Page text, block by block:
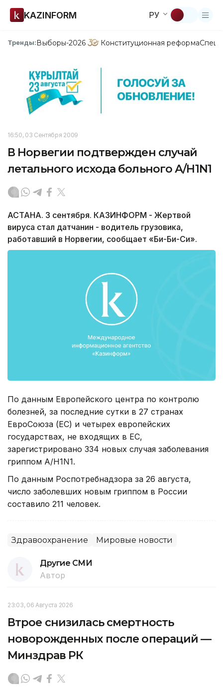
KAZINFORM РУ
Тренды:Выборы-2026 Конституционная реформа
16:50, 03 Сентября 2009
В Норвегии подтвержден случай
летального исхода больного А/H1N1
АСТАНА. 3 сентября. КАЗИНФОРМ - Жертвой
вируса стал датчанин - водитель грузовика,
работавший в Норвегии, сообщает «Би-Би-Си».
По данным Европейского центра по контролю
болезней, за последние сутки в 27 странах
ЕвроСоюза (ЕС) и четырех европейских
государствах, не входящих в ЕС,
зарегистрировано 334 новых случая заболевания
гриппом А/H1N1.
По данным Роспотребнадзора за 26 августа,
число заболевших новым гриппом в России
составило 211 человек.
Здравоохранение Мировые новости
Другие СМИ
Автор
23:03, 06 Августа 2026
Втрое снизилась смертность
новорожденных после операций —
Минздрав РК